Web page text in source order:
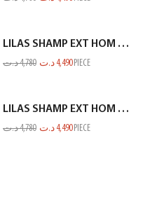
LILAS SHAMP EXT HOM KERATINE GRIS 350ML
4,780د.ت 4,490 د.ت PIECE
LILAS SHAMP EXT HOM PROTEINE GRIS 350ML
4,780د.ت 4,490 د.ت PIECE